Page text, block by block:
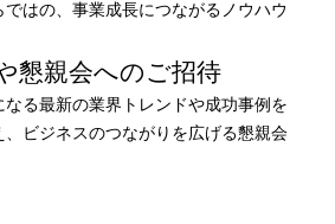
はの、事業成長につながるノウハウ
懇親会へのご招待
る最新の業界トレンドや成功事例を
ビジネスのつながりを広げる懇親会